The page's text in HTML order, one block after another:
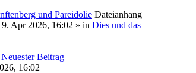
und Pareidolie Dateianhang
Apr 2026, 16:02 » in Dies und das
Neuester Beitrag
16:02